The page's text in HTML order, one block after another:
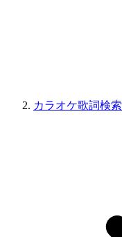
カラオケ歌詞検索